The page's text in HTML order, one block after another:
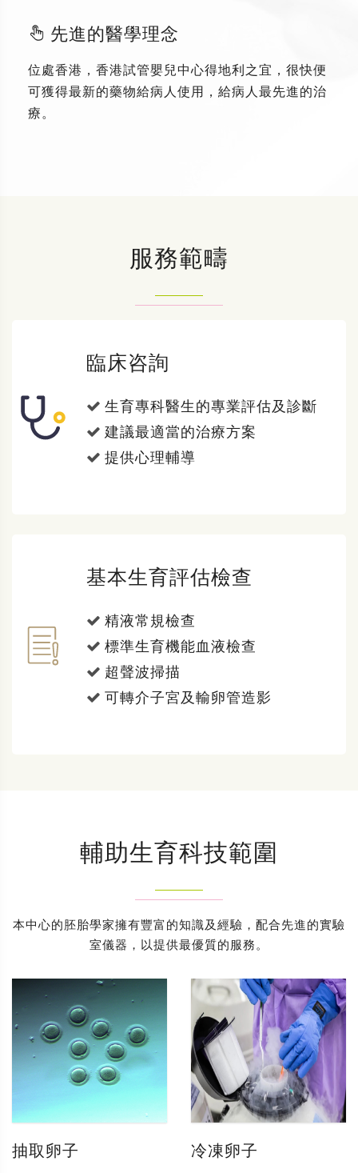
先進的醫學理念
位處香港，香港試管嬰兒中心得地利之宜，很快便
可獲得最新的藥物給病人使用，給病人最先進的治
療。
服務範疇
臨床咨詢
生育專科醫生的專業評估及診斷
建議最適當的治療方案
提供心理輔導
基本生育評估檢查
精液常規檢查
標準生育機能血液檢查
超聲波掃描
可轉介子宮及輸卵管造影
輔助生育科技範圍
本中心的胚胎學家擁有豐富的知識及經驗，配合先進的實驗
室儀器，以提供最優質的服務。
抽取卵子 冷凍卵子